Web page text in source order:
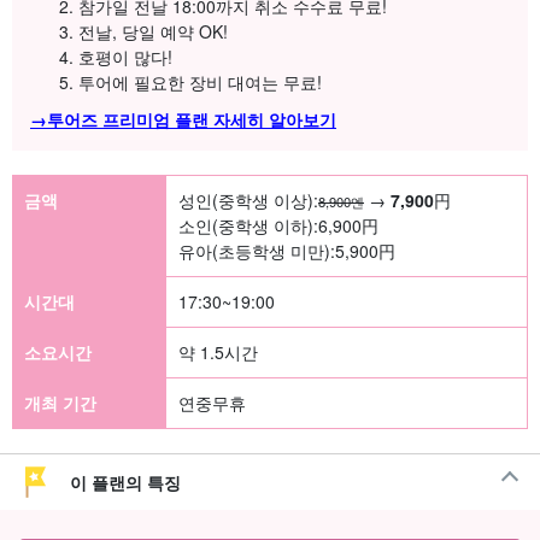
참가일 전날 18:00까지 취소 수수료 무료!
전날, 당일 예약 OK!
호평이 많다!
투어에 필요한 장비 대여는 무료!
→투어즈 프리미엄 플랜 자세히 알아보기
금액 성인(중학생 이상):8,900엔 → 7,900円
소인(중학생 이하):6,900円
유아(초등학생 미만):5,900円
시간대 17:30~19:00
소요시간 약 1.5시간
개최 기간 연중무휴
이 플랜의 특징